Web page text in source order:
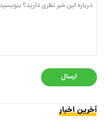
ارسال
آخرین اخبار